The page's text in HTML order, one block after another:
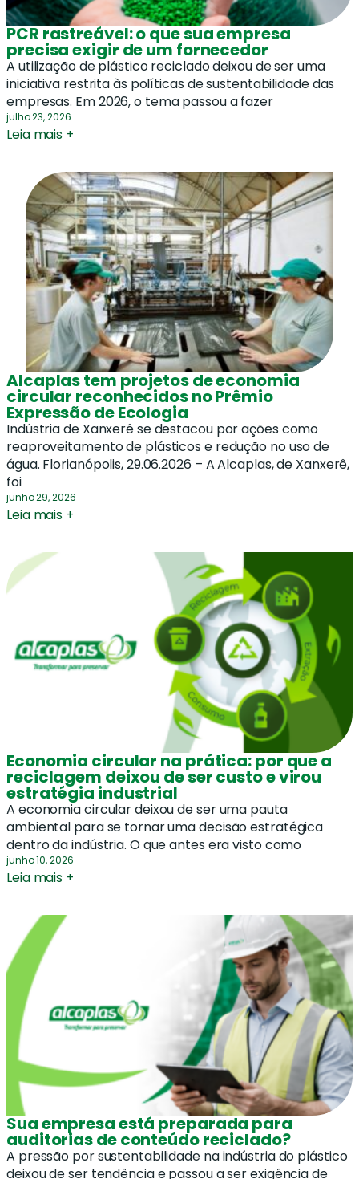
PCR rastreável: o que sua empresa
precisa exigir de um fornecedor
A utilização de plástico reciclado deixou de ser uma
iniciativa restrita às políticas de sustentabilidade das
empresas. Em 2026, o tema passou a fazer
julho 23, 2026
Leia mais +
Alcaplas tem projetos de economia
circular reconhecidos no Prêmio
Expressão de Ecologia
Indústria de Xanxerê se destacou por ações como
reaproveitamento de plásticos e redução no uso de
água. Florianópolis, 29.06.2026 – A Alcaplas, de Xanxerê,
foi
junho 29, 2026
Leia mais +
Economia circular na prática: por que a
reciclagem deixou de ser custo e virou
estratégia industrial
A economia circular deixou de ser uma pauta
ambiental para se tornar uma decisão estratégica
dentro da indústria. O que antes era visto como
junho 10, 2026
Leia mais +
Sua empresa está preparada para
auditorias de conteúdo reciclado?
A pressão por sustentabilidade na indústria do plástico
deixou de ser tendência e passou a ser exigência de